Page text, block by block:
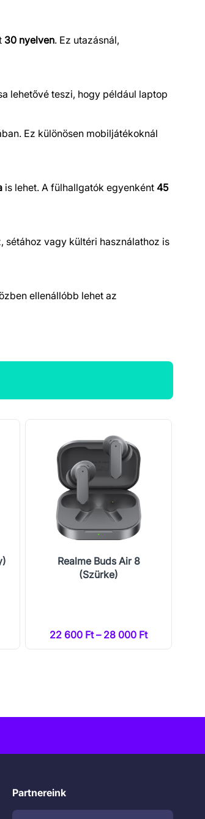
30 nyelven. Ez utazásnál,
lehetővé teszi, hogy például laptop
Ez különösen mobiljátékoknál
is lehet. A fülhallgatók egyenként 45
vagy kültéri használathoz is
ellenállóbb lehet az
Realme Buds Air 8
(Szürke)
22 600 Ft – 28 000 Ft
Partnereink